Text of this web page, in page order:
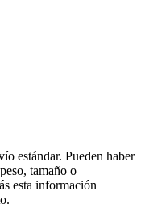
estándar. Pueden haber
tamaño o
esta información